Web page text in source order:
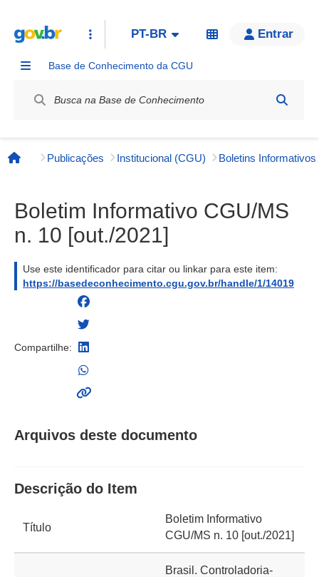
PT-BR Entrar
Base de Conhecimento da CGU
Página inicial
Publicações Institucional (CGU)
Boletim Informativo CGU/MS
n. 10 [out./2021]
Use este identificador para citar ou linkar para este item:
https://basedeconhecimento.cgu.gov.br/handle/1/14019
Compartilhe:
Arquivos deste documento
Descrição do Item
Título
Boletim Informativo
CGU/MS n. 10 [out./2021]
Brasil. Controladoria-